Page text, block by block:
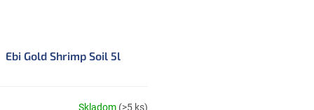
Ebi Gold Shrimp Soil 5l
Skladom (>5 ks)